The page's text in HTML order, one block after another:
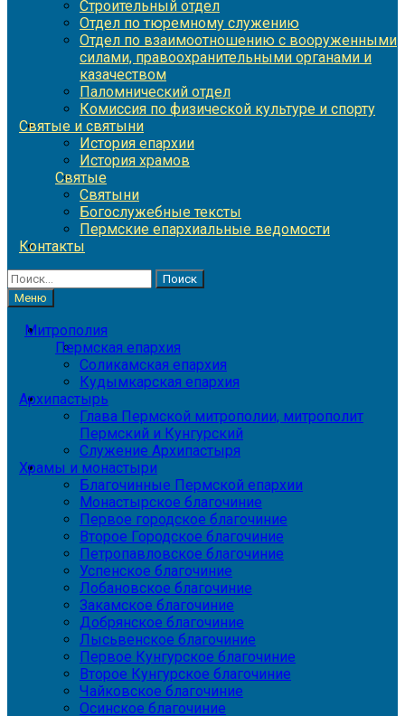
Строительный отдел
Отдел по тюремному служению
Отдел по взаимоотношению с вооруженными
силами, правоохранительными органами и
казачеством
Паломнический отдел
Комиссия по физической культуре и спорту
Святые и святыни
История епархии
История храмов
Святые
Святыни
Богослужебные тексты
Пермские епархиальные ведомости
Контакты
Найти:
Меню
Митрополия
Пермская епархия
Соликамская епархия
Кудымкарская епархия
Архипастырь
Глава Пермской митрополии, митрополит
Пермский и Кунгурский
Служение Архипастыря
Храмы и монастыри
Благочинные Пермской епархии
Монастырское благочиние
Первое городское благочиние
Второе Городское благочиние
Петропавловское благочиние
Успенское благочиние
Лобановское благочиние
Закамское благочиние
Добрянское благочиние
Лысьвенское благочиние
Первое Кунгурское благочиние
Второе Кунгурское благочиние
Чайковское благочиние
Осинское благочиние